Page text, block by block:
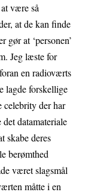
være så
at de kan finde
gør at ‘personen’
Jeg læste for
en radioværts
lagde forskellige
celebrity der har
datamateriale
skabe deres
berømthed
været slagsmål
måtte i en